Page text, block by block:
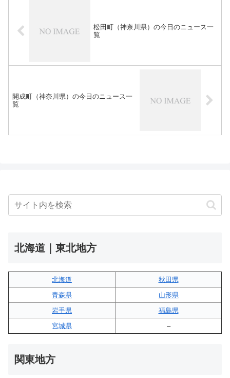
松田町（神奈川県）の今日のニュース一
覧
開成町（神奈川県）の今日のニュース一
覧
北海道｜東北地方
北海道
秋田県
青森県
山形県
岩手県
福島県
宮城県
–
関東地方